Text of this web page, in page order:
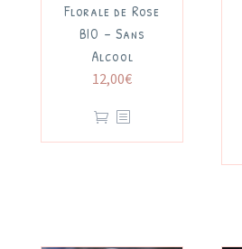
Florale de Rose
BIO – Sans
Alcool
12,00€